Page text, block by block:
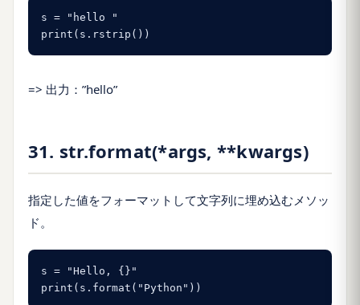
s = "hello "
print(s.rstrip())
=> 出力：”hello”
31. str.format(*args, **kwargs)
指定した値をフォーマットして文字列に埋め込むメソッ
ド。
s = "Hello, {}"
print(s.format("Python"))